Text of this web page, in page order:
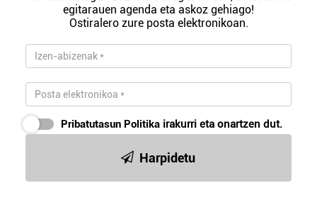
egitarauen agenda eta askoz gehiago!
Ostiralero zure posta elektronikoan.
Pribatutasun Politika irakurri eta onartzen dut.
Harpidetu